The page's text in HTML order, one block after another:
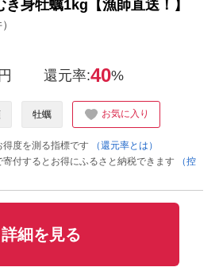
身牡蠣1kg【漁師直送！】
円 還元率:40%
牡蠣 お気に入り
度を測る指標です
（還元率とは）
付するとお得にふるさと納税できます
（控
詳細を見る